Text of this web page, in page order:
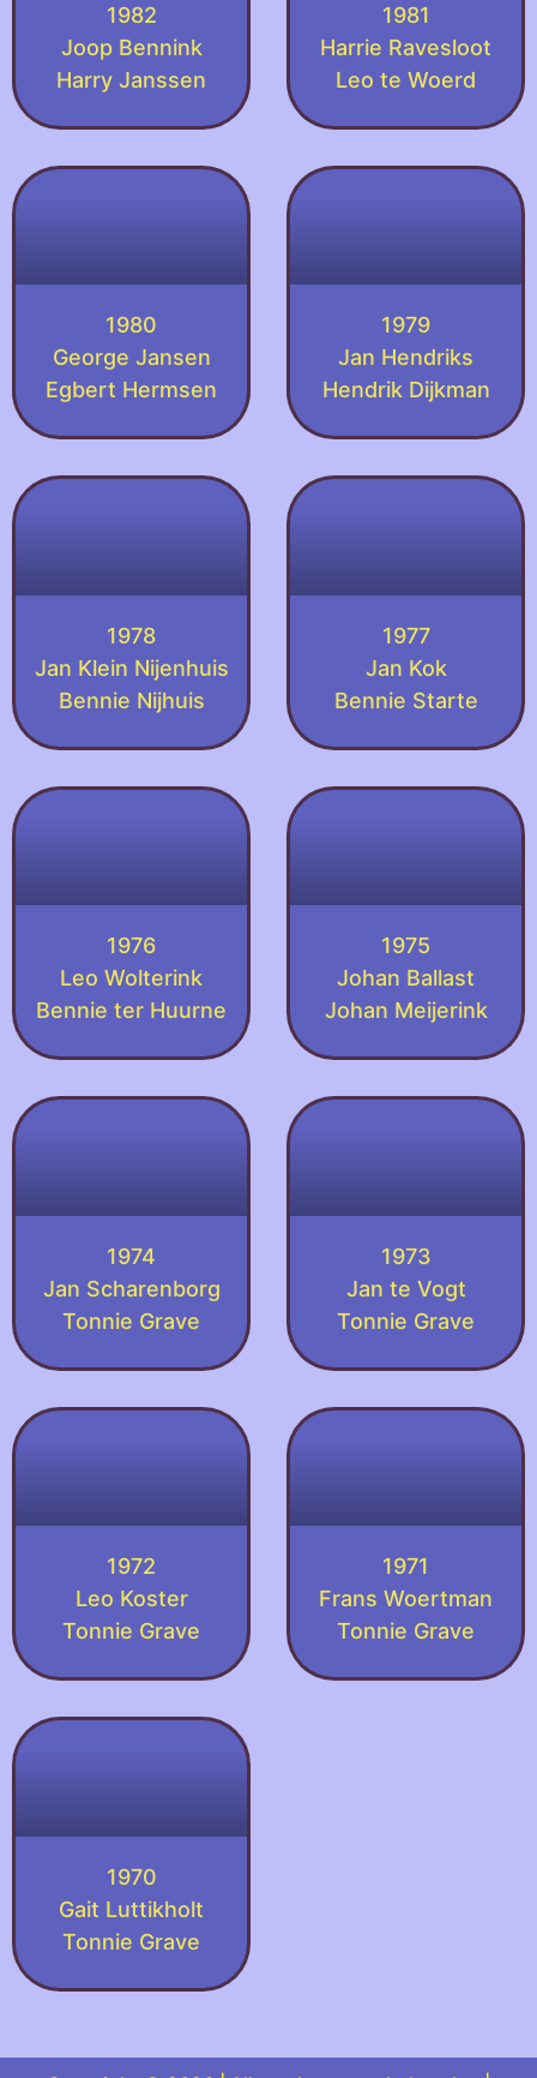
1982
Joop Bennink
Harry Janssen
1981
Harrie Ravesloot
Leo te Woerd
1980
George Jansen
Egbert Hermsen
1979
Jan Hendriks
Hendrik Dijkman
1978
Jan Klein Nijenhuis
Bennie Nijhuis
1977
Jan Kok
Bennie Starte
1976
Leo Wolterink
Bennie ter Huurne
1975
Johan Ballast
Johan Meijerink
1974
Jan Scharenborg
Tonnie Grave
1973
Jan te Vogt
Tonnie Grave
1972
Leo Koster
Tonnie Grave
1971
Frans Woertman
Tonnie Grave
1970
Gait Luttikholt
Tonnie Grave